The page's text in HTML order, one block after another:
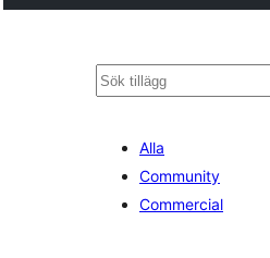
Sök
Alla
Community
Commercial